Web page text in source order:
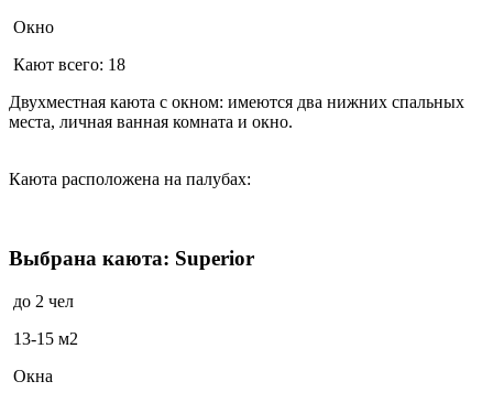
Окно
Кают всего: 18
Двухместная каюта с окном: имеются два нижних спальных
места, личная ванная комната и окно.
Каюта расположена на палубах:
Выбрана каюта: Superior
до 2 чел
13-15 м2
Окна